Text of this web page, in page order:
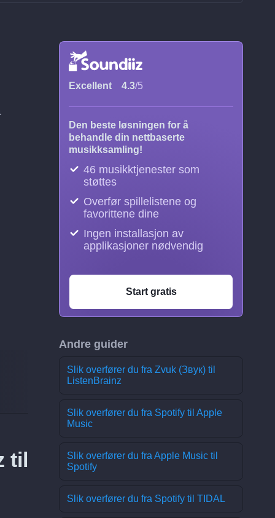
til
Excellent 4.3/5
Den beste løsningen for å
behandle din nettbaserte
musikksamling!
46 musikktjenester som
støttes
Overfør spillelistene og
favorittene dine
Ingen installasjon av
applikasjoner nødvendig
Start gratis
Andre guider
Slik overfører du fra Zvuk (Звук) til
ListenBrainz
Slik overfører du fra Spotify til Apple
Music
Slik overfører du fra Apple Music til
Spotify
Slik overfører du fra Spotify til TIDAL